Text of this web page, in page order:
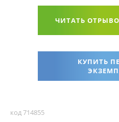
ЧИТАТЬ
КУПИТЬ
код 714855